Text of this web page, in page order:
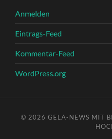
Anmelden
Eintrags-Feed
Kommentar-Feed
WordPress.org
© 2026GELA-NEWS MIT